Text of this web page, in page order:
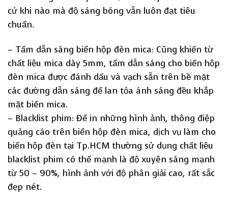
cứ khi nào mà độ sáng bóng vẫn luôn đạt tiêu
chuẩn.
– Tấm dẫn sáng biển hộp đèn mica: Cũng khiến từ
chất liệu mica dày 5mm, tấm dẫn sáng cho biển hộp
đèn mica được đánh dấu và vạch sẵn trên bề mặt
các đường dẫn sáng để lan tỏa ánh sáng đều khắp
mặt biển mica.
– Blacklist phim: Để in những hình ảnh, thông điệp
quảng cáo trên biển hộp đèn mica, dịch vụ làm cho
biển hộp đèn tại Tp.HCM thường sử dụng chất liệu
blacklist phim có thế mạnh là độ xuyên sáng mạnh
từ 50 – 90%, hình ảnh với độ phân giải cao, rất sắc
đẹp nét.